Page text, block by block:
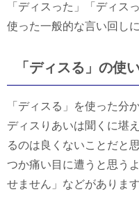
「ディスった」「ディス
使った一般的な言い回し
「ディスる」の使
「ディスる」を使った分
ディスりあいは聞くに堪
るのは良くないことだと
つか痛い目に遭うと思う
せません」などがあります